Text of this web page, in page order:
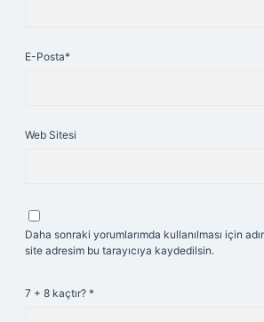
E-Posta*
Web Sitesi
Daha sonraki yorumlarımda kullanılması için
site adresim bu tarayıcıya kaydedilsin.
7 + 8 kaçtır? *